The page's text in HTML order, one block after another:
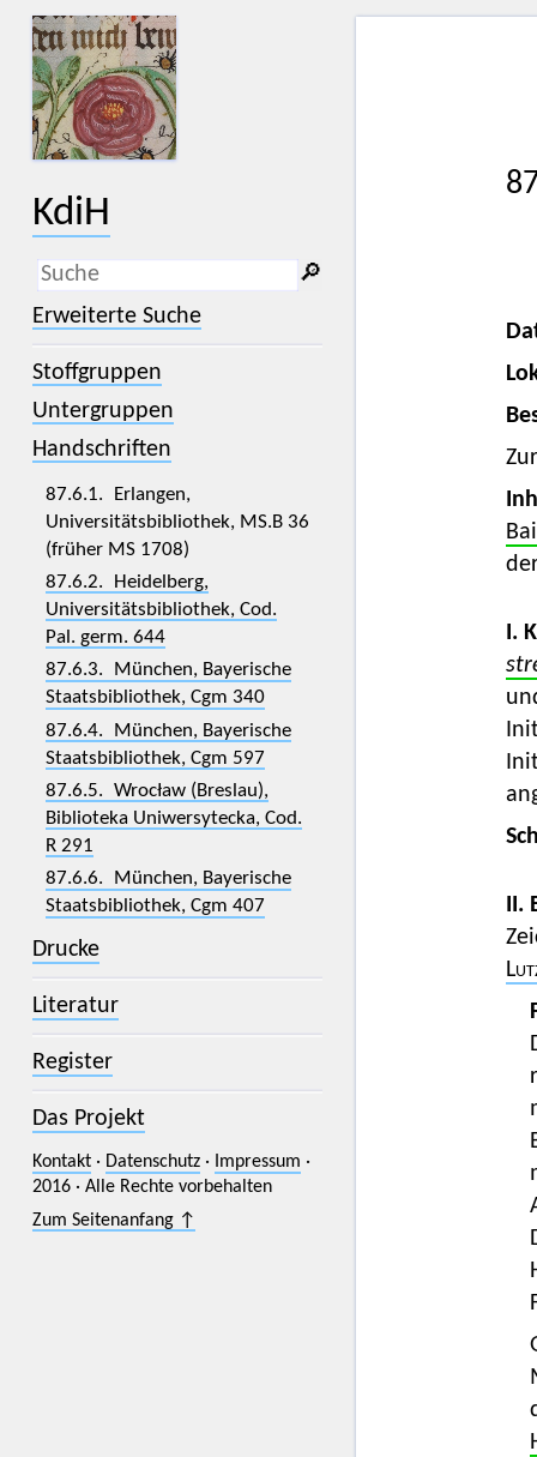
KdiH
_
(der Unterstrich) ist Platzhalter für
genau ein Zeichen.
% (das Prozentzeichen) ist Platzhalter
für kein, ein oder mehr als ein
🔎︎
Erweiterte Suche
Stoffgruppen
Untergruppen
Handschriften
87.6.1. Erlangen,
Universitätsbibliothek, MS.B 36
(früher MS 1708)
87.6.2. Heidelberg,
Universitätsbibliothek, Cod.
Pal. germ. 644
87.6.3. München, Bayerische
Staatsbibliothek, Cgm 340
87.6.4. München, Bayerische
Staatsbibliothek, Cgm 597
87.6.5. Wrocław (Breslau),
Biblioteka Uniwersytecka, Cod.
R 291
87.6.6. München, Bayerische
Staatsbibliothek, Cgm 407
Drucke
Literatur
Register
Das Projekt
Kontakt· Datenschutz· Impressum ·
2016 · Alle Rechte vorbehalten
Zum Seitenanfang ↑
I.
II.